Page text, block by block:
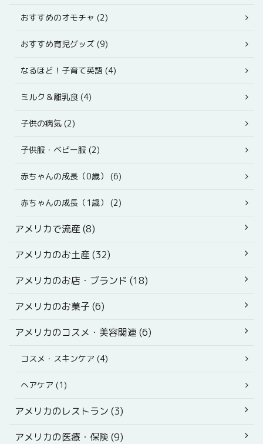
おすすめのオモチャ (2)
おすすめ育児グッズ (9)
なるほど！子育て英語 (4)
ミルク＆離乳食 (4)
子供の病気 (2)
子供服・ベビー服 (2)
赤ちゃんの成長（0歳） (6)
赤ちゃんの成長（1歳） (2)
アメリカで流産 (8)
アメリカのお土産 (32)
アメリカのお店・ブランド (18)
アメリカのお菓子 (6)
アメリカのコスメ・美容関連 (6)
コスメ・スキンケア (4)
ヘアケア (1)
アメリカのレストラン (3)
アメリカの医療・保険 (9)